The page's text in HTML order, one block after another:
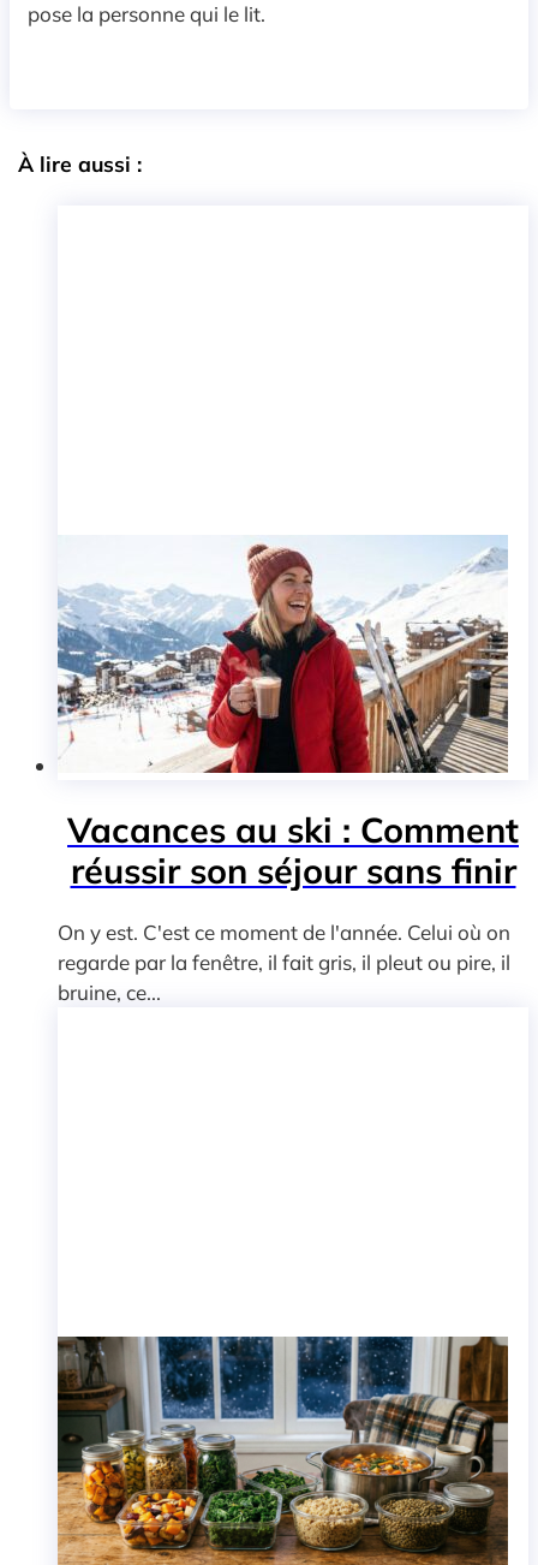
pose la personne qui le lit.
À lire aussi :
Vacances au ski : Comment
réussir son séjour sans finir
On y est. C'est ce moment de l'année. Celui où on
regarde par la fenêtre, il fait gris, il pleut ou pire, il
bruine, ce...